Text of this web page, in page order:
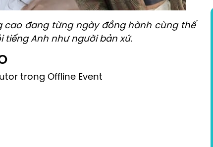
cao đang từng ngày đồng hành cùng thế
Anh như người bản xứ.